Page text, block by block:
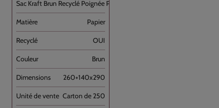
Sac Kraft Brun Recyclé Poignée Plate [...]
Papier
OUI
Brun
260+140x290
Carton de 250